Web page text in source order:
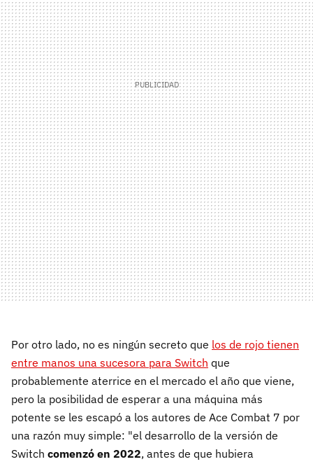
Por otro lado, no es ningún secreto que los de rojo tienen
entre manos una sucesora para Switch que
probablemente aterrice en el mercado el año que viene,
pero la posibilidad de esperar a una máquina más
potente se les escapó a los autores de Ace Combat 7 por
una razón muy simple: "el desarrollo de la versión de
Switch comenzó en 2022, antes de que hubiera